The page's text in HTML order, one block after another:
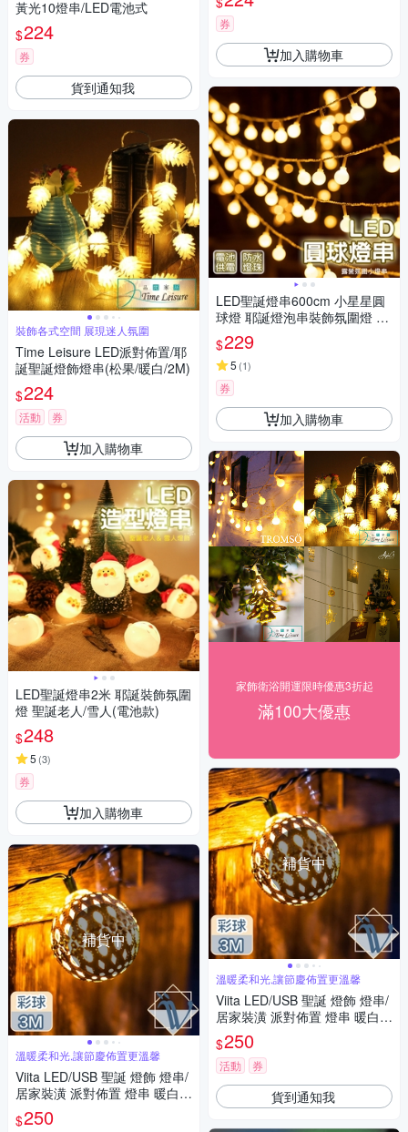
黃光10燈串/LED電池式
$224
券
貨到通知我
裝飾各式空間 展現迷人氛圍
Time Leisure LED派對佈置/耶
誕聖誕燈飾燈串(松果/暖白/2M)
$224
活動 券
加入購物車
LED聖誕燈串2米 耶誕裝飾氛圍
燈 聖誕老人/雪人(電池款)
$248
5 (3)
券
加入購物車
補貨中
溫暖柔和光,讓節慶佈置更溫馨
Viita LED/USB 聖誕 燈飾 燈串/
居家裝潢 派對佈置 燈串 暖白/
彩球/3M
$250
券
加入購物車
LED聖誕燈串600cm 小星星圓
球燈 耶誕燈泡串裝飾氛圍燈 露
營(電池款)
$229
5 (1)
券
加入購物車
家飾衛浴開運限時優惠3折起
滿100大優惠
補貨中
溫暖柔和光,讓節慶佈置更溫馨
Viita LED/USB 聖誕 燈飾 燈串/
居家裝潢 派對佈置 燈串 暖白/
彩球/3M
$250
活動 券
貨到通知我